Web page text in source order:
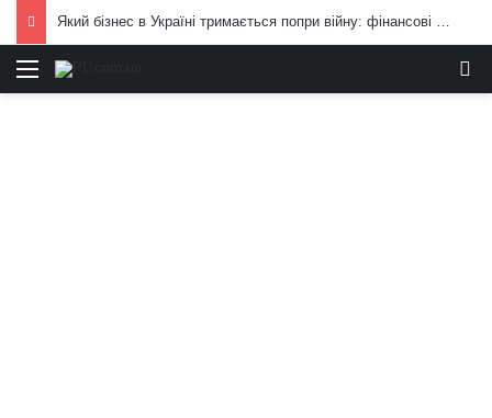
Який бізнес в Україні тримається попри війну: фінансові можливості для охочих
Меню